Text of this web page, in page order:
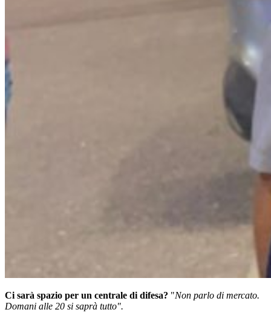
Ci sarà spazio per un centrale di difesa? "Non parlo di mercato.
Domani alle 20 si saprà tutto".